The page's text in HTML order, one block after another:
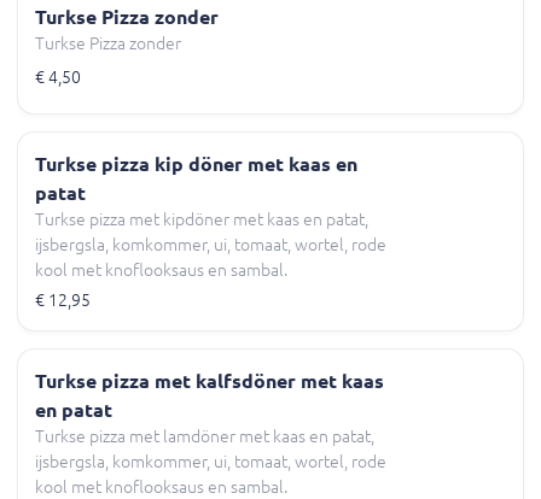
Turkse Pizza zonder
Turkse Pizza zonder
€ 4,50
Turkse pizza kip döner met kaas en
patat
Turkse pizza met kipdöner met kaas en patat,
ijsbergsla, komkommer, ui, tomaat, wortel, rode
kool met knoflooksaus en sambal.
€ 12,95
Turkse pizza met kalfsdöner met kaas
en patat
Turkse pizza met lamdöner met kaas en patat,
ijsbergsla, komkommer, ui, tomaat, wortel, rode
kool met knoflooksaus en sambal.